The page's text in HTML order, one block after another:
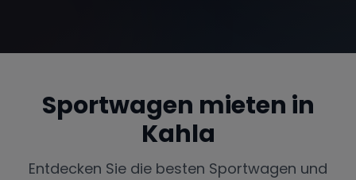
Sportwagen mieten in
Kahla
Entdecken Sie die besten Sportwagen und